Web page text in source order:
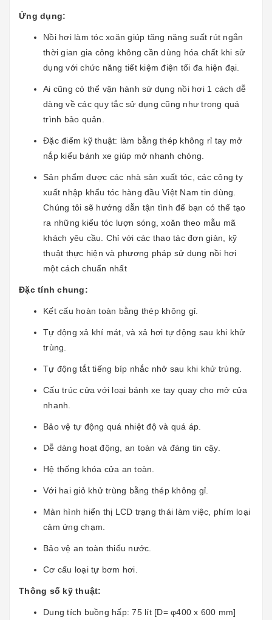
Ứng dụng:
Nồi hơi làm tóc xoăn giúp tăng năng suất rút ngắn
thời gian gia công không cần dùng hóa chất khi sử
dụng với chức năng tiết kiệm điện tối đa hiện đại.
Ai cũng có thể vận hành sử dụng nồi hơi 1 cách dễ
dàng về các quy tắc sử dụng cũng như trong quá
trình bảo quản.
Đặc điểm kỹ thuật: làm bằng thép không rỉ tay mở
nắp kiểu bánh xe giúp mở nhanh chóng.
Sản phẩm được các nhà sản xuất tóc, các công ty
xuất nhập khẩu tóc hàng đầu Việt Nam tin dùng.
Chúng tôi sẽ hướng dẫn tận tình để bạn có thể tạo
ra những kiểu tóc lượn sóng, xoăn theo mẫu mã
khách yêu cầu. Chỉ với các thao tác đơn giản, kỹ
thuật thực hiện và phương pháp sử dụng nồi hơi
một cách chuẩn nhất
Đặc tính chung:
Kết cấu hoàn toàn bằng thép không gỉ.
Tự động xả khí mát, và xả hơi tự động sau khi khử
trùng.
Tự động tắt tiếng bíp nhắc nhở sau khi khử trùng.
Cấu trúc cửa với loại bánh xe tay quay cho mở cửa
nhanh.
Bảo vệ tự động quá nhiệt độ và quá áp.
Dễ dàng hoạt động, an toàn và đáng tin cậy.
Hệ thống khóa cửa an toàn.
Với hai giỏ khử trùng bằng thép không gỉ.
Màn hình hiển thị LCD trạng thái làm việc, phím loại
cảm ứng chạm.
Bảo vệ an toàn thiếu nước.
Cơ cấu loại tự bơm hơi.
Thông số kỹ thuật:
Dung tích buồng hấp: 75 lít [D= φ400 x 600 mm]